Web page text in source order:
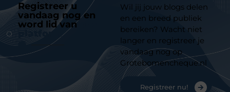
Registreer u
vandaag nog en
word lid van
platform
Wil jij jouw blogs delen
en een breed publiek
bereiken? Wacht niet
langer en registreer je
vandaag nog op
Grotebomencheque.nl
Registreer nu!